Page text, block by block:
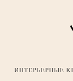
ИНТЕРЬЕРНЫЕ